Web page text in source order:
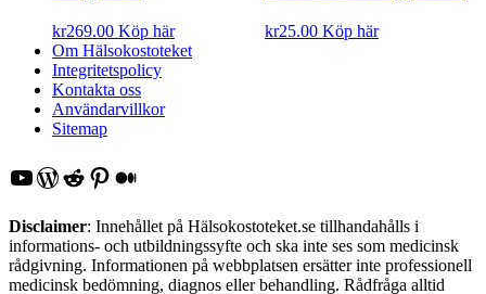
kr269.00 Köp här kr25.00 Köp här
Om Hälsokostoteket
Integritetspolicy
Kontakta oss
Användarvillkor
Sitemap
YouTube
WordPress
Reddit
Pinterest
Medium
Disclaimer: Innehållet på Hälsokostoteket.se tillhandahålls i
informations- och utbildningssyfte och ska inte ses som medicinsk
rådgivning. Informationen på webbplatsen ersätter inte professionell
medicinsk bedömning, diagnos eller behandling. Rådfråga alltid